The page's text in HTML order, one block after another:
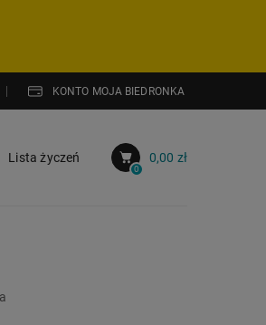
KONTO MOJA BIEDRONKA
Lista życzeń
0
0,00 zł